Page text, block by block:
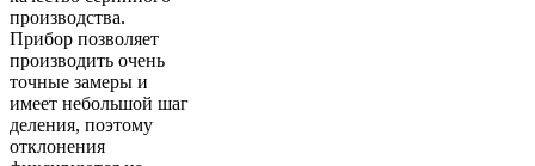
производства.
Прибор позволяет
производить очень
точные замеры и
имеет небольшой шаг
деления, поэтому
отклонения